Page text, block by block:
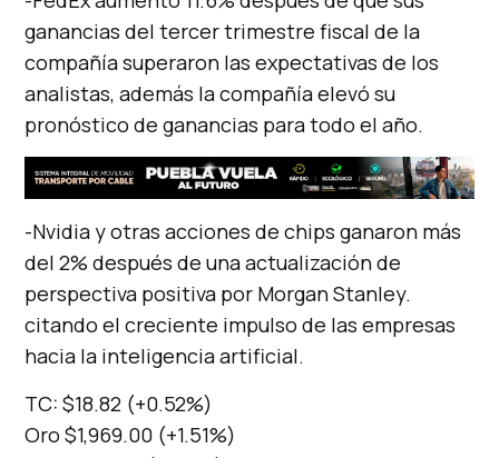
ganancias del tercer trimestre fiscal de la
compañía superaron las expectativas de los
analistas, además la compañía elevó su
pronóstico de ganancias para todo el año.
-Nvidia y otras acciones de chips ganaron más
del 2% después de una actualización de
perspectiva positiva por Morgan Stanley.
citando el creciente impulso de las empresas
hacia la inteligencia artificial.
TC: $18.82 (+0.52%)
Oro $1,969.00 (+1.51%)